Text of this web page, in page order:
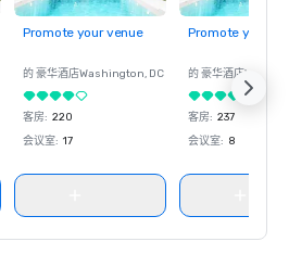
Promote your venue
的 豪华酒店Washington, DC
客房: 220
会议室: 17
Promote your
的 豪华酒店
客房: 237
会议室: 8